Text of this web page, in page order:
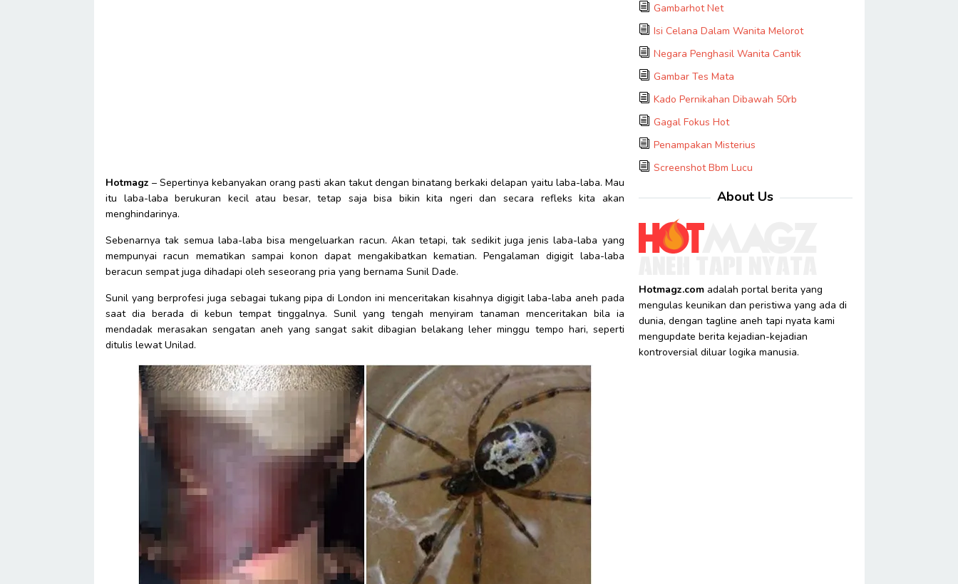
Hotmagz – Sepertinya kebanyakan orang pasti akan takut dengan binatang berkaki delapan yaitu laba-laba. Mau
itu laba-laba berukuran kecil atau besar, tetap saja bisa bikin kita ngeri dan secara refleks kita akan
menghindarinya.
Sebenarnya tak semua laba-laba bisa mengeluarkan racun. Akan tetapi, tak sedikit juga jenis laba-laba yang
mempunyai racun mematikan sampai konon dapat mengakibatkan kematian. Pengalaman digigit laba-laba
beracun sempat juga dihadapi oleh seseorang pria yang bernama Sunil Dade.
Sunil yang berprofesi juga sebagai tukang pipa di London ini menceritakan kisahnya digigit laba-laba aneh pada
saat dia berada di kebun tempat tinggalnya. Sunil yang tengah menyiram tanaman menceritakan bila ia
mendadak merasakan sengatan aneh yang sangat sakit dibagian belakang leher minggu tempo hari, seperti
ditulis lewat Unilad.
Gambarhot Net
Isi Celana Dalam Wanita Melorot
Negara Penghasil Wanita Cantik
Gambar Tes Mata
Kado Pernikahan Dibawah 50rb
Gagal Fokus Hot
Penampakan Misterius
Screenshot Bbm Lucu
About Us
Hotmagz.comadalah portal berita yang
mengulas keunikan dan peristiwa yang ada di
dunia, dengan tagline aneh tapi nyata kami
mengupdate berita kejadian-kejadian
kontroversial diluar logika manusia.